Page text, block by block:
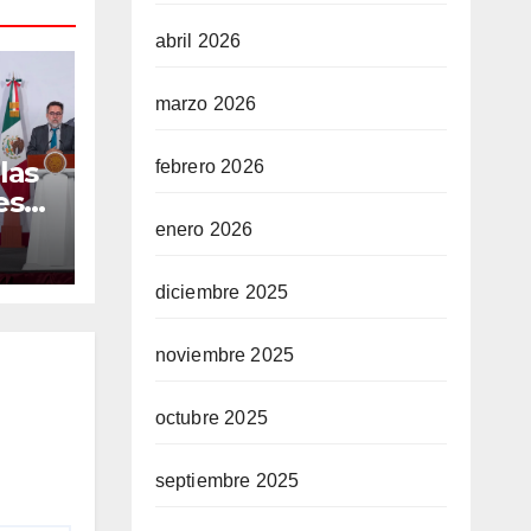
abril 2026
marzo 2026
febrero 2026
enero 2026
diciembre 2025
noviembre 2025
octubre 2025
septiembre 2025